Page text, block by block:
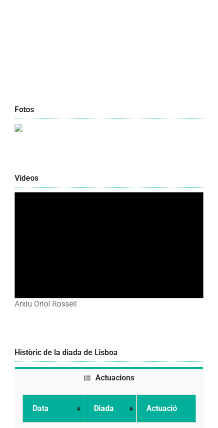
Fotos
Vídeos
Arxiu Oriol Rossell
Històric de la diada de Lisboa
Actuacions
Data Diada Actuació